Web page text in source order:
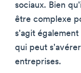
sociaux. Bien
être complexe
s'agit
qui peut
entreprises.